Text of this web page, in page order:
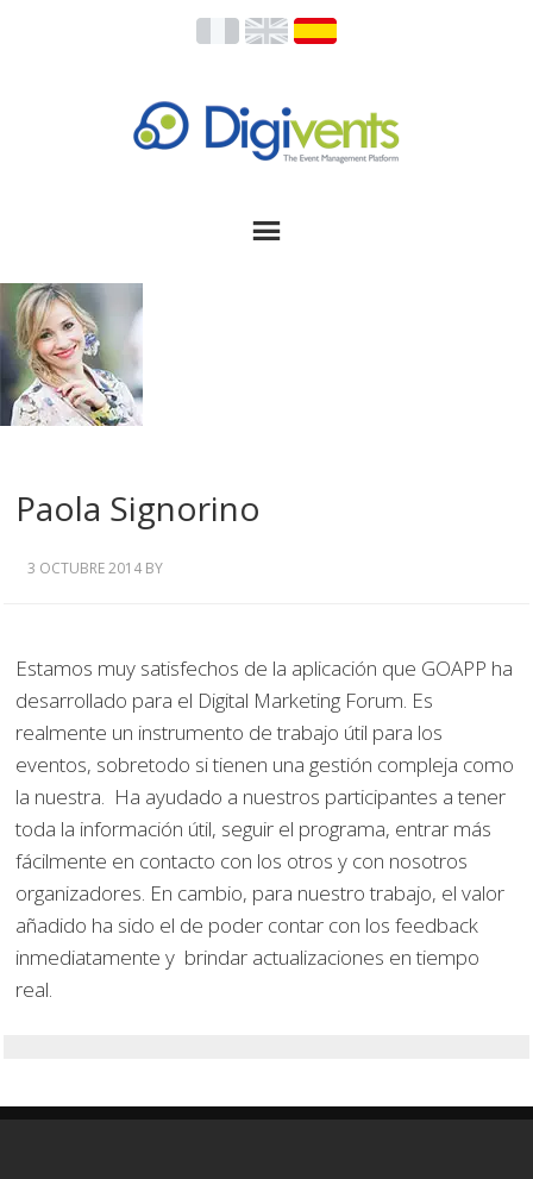
Paola Signorino
3 OCTUBRE 2014 BY
Estamos muy satisfechos de la aplicación que GOAPP ha
desarrollado para el Digital Marketing Forum. Es
realmente un instrumento de trabajo útil para los
eventos, sobretodo si tienen una gestión compleja como
la nuestra. Ha ayudado a nuestros participantes a tener
toda la información útil, seguir el programa, entrar más
fácilmente en contacto con los otros y con nosotros
organizadores. En cambio, para nuestro trabajo, el valor
añadido ha sido el de poder contar con los feedback
inmediatamente y brindar actualizaciones en tiempo
real.